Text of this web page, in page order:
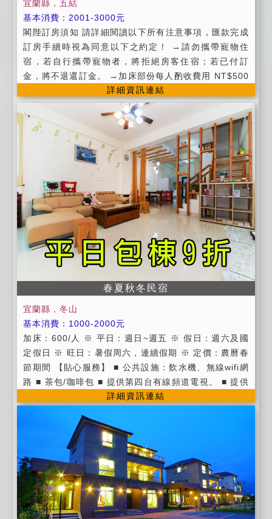
宜蘭縣，五結
基本消費：2001-3000元
閣陛訂房須知 請詳細閱讀以下所有注意事項，匯款完成
訂房手續時視為同意以下之約定！ →請勿攜帶寵物住
宿，若自行攜帶寵物者，將拒絕房客住宿；若已付訂
金，將不退還訂金。 →加床部份每人酌收費用 NT$500
元 ( 含早餐、盥洗用品被與枕 ) 訂房時請告知確認人
數，請您務必遵守依訂房人數住宿，如有超住人數本民
宿有權拒絕房客入住，並收取 50% 房費作為留房至當日
之損失。 →若旅客於入住臨時取消已訂妥之加床，視為
旅客自願放棄加床服務且不得要求退費及任何補償。 →
為維持住房品質，本民宿客房內嚴禁吸菸；嚴禁酗酒及
喧鬧。 →如發生上述事項本民宿得要求立即退房，並沒
收所有房價，不得有異議！ →本民宿客房為住宿貴賓專
屬，恕不招待訪客過夜。 →本民宿住房時間： Check I
n : pm3:00 以後至晚間 6:00(如會晚到，請務必來電告
知以便為您保留房間。) →本民宿退房時間：Check Ou
t : am11:00 以前(含所有公共空間)，逾時將酌收費用。
→本民宿包棟非完全包棟（廚房及二樓不開放） →一樓
客廳僅開放至晚上10點 →包棟房客免費提供娛樂室可使
用（內有自動麻將桌 廁所及吧檯）非包棟人數須達13人
以上(加床不算)並需先預約費用為500元可用至早上八點
。 →若旅客於入住臨時取消已預約之娛樂室，視為旅客
自願放棄本服務且不得要求退費及任何補償。 →使用烤
肉區需於訂房時預約，另收每人50元場地費。不含食材
及耗材並需自行清理 →若需立式烤肉架（含兩個拋棄式
烤網）費用為200元。 →禁止放煙火 、烹煮食物、丟擲
氣球水球 。 →訂房流程在您電話訂房完成後，請務必於
取消訂房，恕不另行通知！ →請您務必在轉帳或匯款訂
金完成後 3 日內，以簡訊告知。請註明轉帳銀行、帳號
末五碼及轉帳金額，也請務必註明訂房日期、欲訂之房
型名稱與聯絡姓名及電話！ →收到後本民宿會以相同方
式回覆，始完成訂房手續，如未告知本民宿以未付訂金
處理，視為取消訂房，敬請見諒！ →延期及取消訂房旅
客於住宿14日前(含14日)取消原訂房日期或辦理延期,本
詳細資訊連結
春夏秋冬民宿
宜蘭縣，冬山
基本消費：1000-2000元
加床：600/人 ※ 平日：週日~週五 ※ 假日：週六及國
定假日 ※ 旺日：暑假周六，連續假期 ※ 定價：農曆春
節期間 【貼心服務】 ■ 公共設施：飲水機、無線wifi網
路 ■ 茶包/咖啡包 ■ 提供第四台有線頻道電視。 ■ 提供
旅遊資訊服務。 ■ 提供代訂賞鯨優惠券，溯溪，泛舟，
嚀】 ■ 我們沒有接待寵物入住喔！
詳細資訊連結